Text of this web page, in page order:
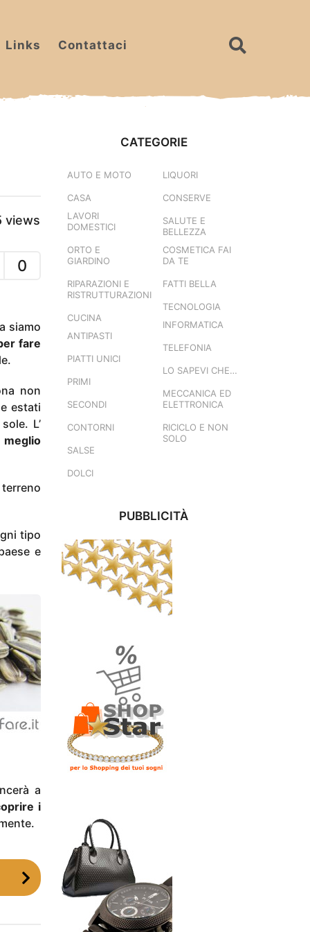
Links Contattaci
views
0
siamo
fare
non
estati
L’
meglio
tipo
e
a
i
CATEGORIE
AUTO E MOTO
CASA
LAVORI
DOMESTICI
ORTO E
GIARDINO
RIPARAZIONI E
RISTRUTTURAZIONI
CUCINA
ANTIPASTI
PIATTI UNICI
PRIMI
SECONDI
CONTORNI
SALSE
DOLCI
LIQUORI
CONSERVE
SALUTE E
BELLEZZA
COSMETICA FAI
DA TE
FATTI BELLA
TECNOLOGIA
INFORMATICA
TELEFONIA
LO SAPEVI CHE…
MECCANICA ED
ELETTRONICA
RICICLO E NON
SOLO
PUBBLICITÀ